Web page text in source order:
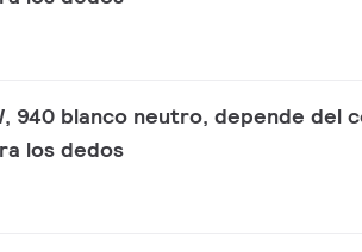
940 blanco neutro, depende del
los dedos